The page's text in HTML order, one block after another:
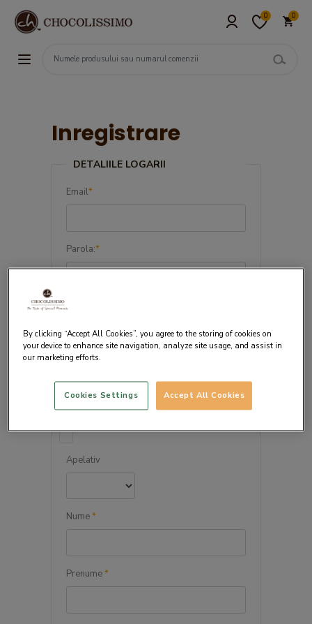
0 0
Inregistrare
DETALIILE LOGARII
Email*
Parola:*
Confirma parola:
DETALIILE PERSONALE
Apelativ
Nume*
Prenume*
By clicking “Accept All Cookies”, you agree to the storing of cookies on
your device to enhance site navigation, analyze site usage, and assist in
our marketing efforts.
Accept All Cookies
Cookies Settings